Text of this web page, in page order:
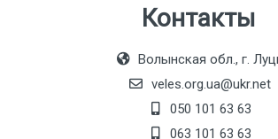
Контакты
Волынская обл., г.
veles.org.ua@ukr.net
050 101 63 63
063 101 63 63